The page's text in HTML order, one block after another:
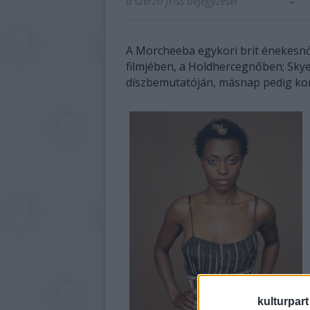
kulturpart
A Morcheeba egykori brit
filmjében, a Holdhercegnőben;
díszbemutatóján, másnap pedig